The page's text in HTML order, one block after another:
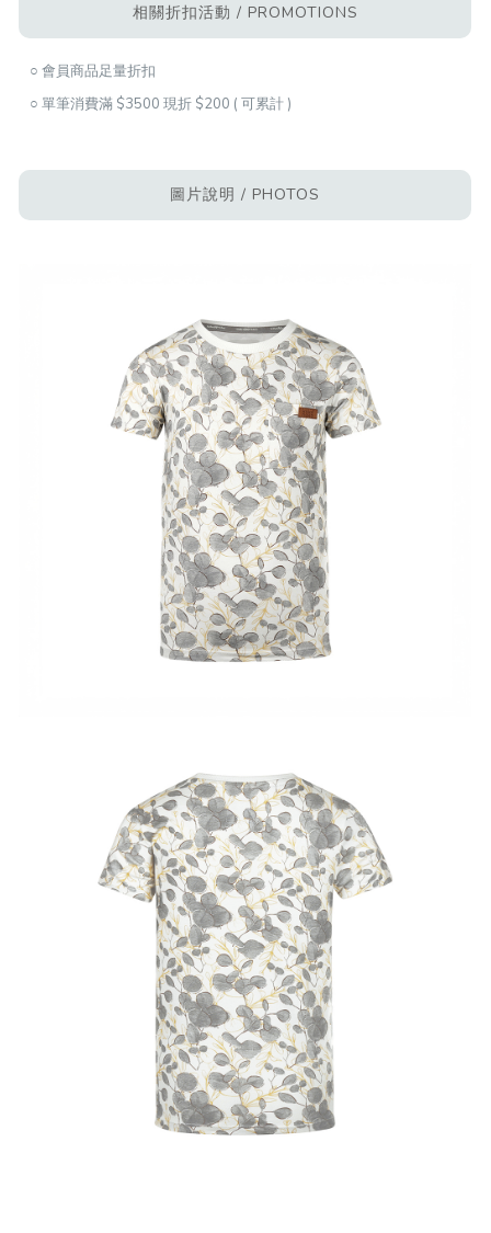
相關折扣活動 / PROMOTIONS
○ 會員商品足量折扣
○ 單筆消費滿 $3500 現折 $200 ( 可累計 )
圖片說明 / PHOTOS